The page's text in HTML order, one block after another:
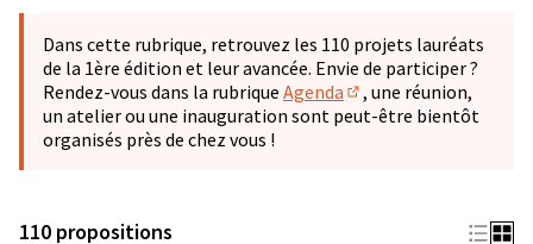
−
Dans cette rubrique, retrouvez les 110 projets lauréats
de la 1ère édition et leur avancée. Envie de participer ?
Rendez-vous dans la rubrique Agenda
(S'ouvre dans un
, une réunion,
un atelier ou une inauguration sont peut-être bientôt
organisés près de chez vous !
110 propositions